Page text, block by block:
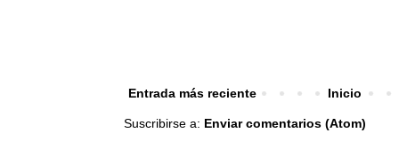
Entrada más reciente Inicio
Suscribirse a: Enviar comentarios (Atom)